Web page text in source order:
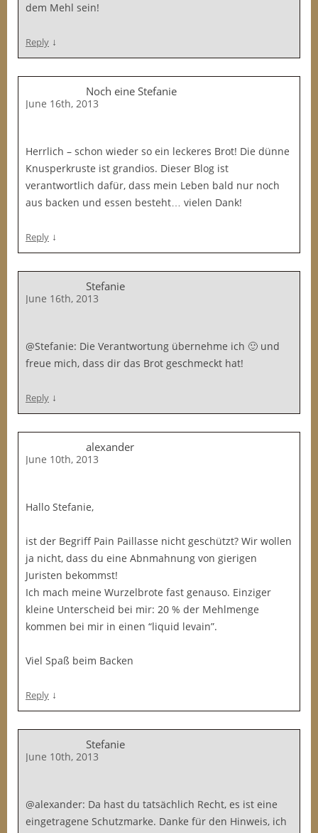
dem Mehl sein!
Reply ↓
Noch eine Stefanie
June 16th, 2013
Herrlich – schon wieder so ein leckeres Brot! Die dünne
Knusperkruste ist grandios. Dieser Blog ist
verantwortlich dafür, dass mein Leben bald nur noch
aus backen und essen besteht… vielen Dank!
Reply ↓
Stefanie
June 16th, 2013
@Stefanie: Die Verantwortung übernehme ich 🙂 und
freue mich, dass dir das Brot geschmeckt hat!
Reply ↓
alexander
June 10th, 2013
Hallo Stefanie,
ist der Begriff Pain Paillasse nicht geschützt? Wir wollen
ja nicht, dass du eine Abnmahnung von gierigen
Juristen bekommst!
Ich mach meine Wurzelbrote fast genauso. Einziger
kleine Unterscheid bei mir: 20 % der Mehlmenge
kommen bei mir in einen “liquid levain”.
Viel Spaß beim Backen
Reply ↓
Stefanie
June 10th, 2013
@alexander: Da hast du tatsächlich Recht, es ist eine
eingetragene Schutzmarke. Danke für den Hinweis, ich